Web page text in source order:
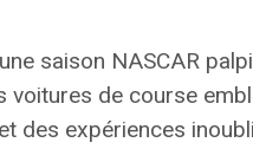
saison NASCAR
de course
des expériences